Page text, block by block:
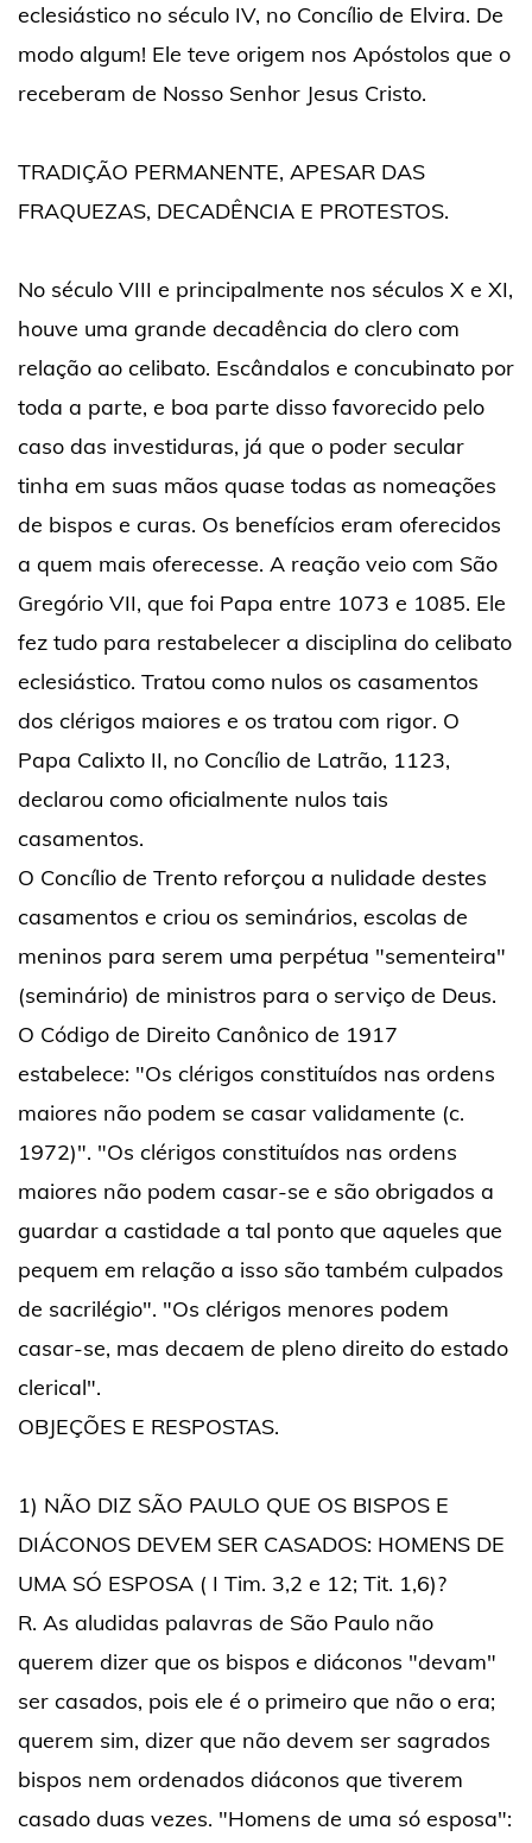
eclesiástico no século IV, no Concílio de Elvira. De
modo algum! Ele teve origem nos Apóstolos que o
receberam de Nosso Senhor Jesus Cristo.
TRADIÇÃO PERMANENTE, APESAR DAS
FRAQUEZAS, DECADÊNCIA E PROTESTOS.
No século VIII e principalmente nos séculos X e XI,
houve uma grande decadência do clero com
relação ao celibato. Escândalos e concubinato por
toda a parte, e boa parte disso favorecido pelo
caso das investiduras, já que o poder secular
tinha em suas mãos quase todas as nomeações
de bispos e curas. Os benefícios eram oferecidos
a quem mais oferecesse. A reação veio com São
Gregório VII, que foi Papa entre 1073 e 1085. Ele
fez tudo para restabelecer a disciplina do celibato
eclesiástico. Tratou como nulos os casamentos
dos clérigos maiores e os tratou com rigor. O
Papa Calixto II, no Concílio de Latrão, 1123,
declarou como oficialmente nulos tais
casamentos.
O Concílio de Trento reforçou a nulidade destes
casamentos e criou os seminários, escolas de
meninos para serem uma perpétua "sementeira"
(seminário) de ministros para o serviço de Deus.
O Código de Direito Canônico de 1917
estabelece: "Os clérigos constituídos nas ordens
maiores não podem se casar validamente (c.
1972)". "Os clérigos constituídos nas ordens
maiores não podem casar-se e são obrigados a
guardar a castidade a tal ponto que aqueles que
pequem em relação a isso são também culpados
de sacrilégio". "Os clérigos menores podem
casar-se, mas decaem de pleno direito do estado
clerical".
OBJEÇÕES E RESPOSTAS.
1) NÃO DIZ SÃO PAULO QUE OS BISPOS E
DIÁCONOS DEVEM SER CASADOS: HOMENS DE
UMA SÓ ESPOSA ( I Tim. 3,2 e 12; Tit. 1,6)?
R. As aludidas palavras de São Paulo não
querem dizer que os bispos e diáconos "devam"
ser casados, pois ele é o primeiro que não o era;
querem sim, dizer que não devem ser sagrados
bispos nem ordenados diáconos que tiverem
casado duas vezes. "Homens de uma só esposa":